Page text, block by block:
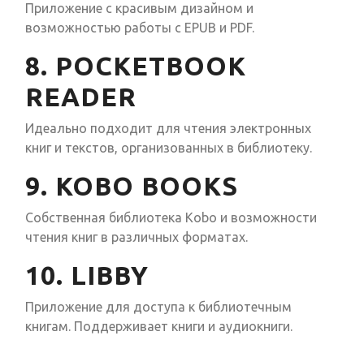
Приложение с красивым дизайном и
возможностью работы с EPUB и PDF.
8. POCKETBOOK
READER
Идеально подходит для чтения электронных
книг и текстов, организованных в библиотеку.
9. KOBO BOOKS
Собственная библиотека Kobo и возможности
чтения книг в различных форматах.
10. LIBBY
Приложение для доступа к библиотечным
книгам. Поддерживает книги и аудиокниги.